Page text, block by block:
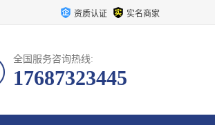
资质认证 实名商家
全国服务咨询热线:
17687323445